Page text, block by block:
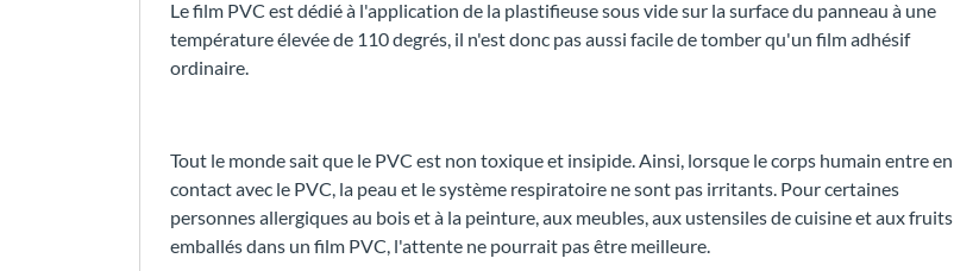
Le film PVC est dédié à l'application de la plastifieuse sous vide sur la surface du panneau à une
température élevée de 110 degrés, il n'est donc pas aussi facile de tomber qu'un film adhésif
ordinaire.
Tout le monde sait que le PVC est non toxique et insipide. Ainsi, lorsque le corps humain entre en
contact avec le PVC, la peau et le système respiratoire ne sont pas irritants. Pour certaines
personnes allergiques au bois et à la peinture, aux meubles, aux ustensiles de cuisine et aux fruits
emballés dans un film PVC, l'attente ne pourrait pas être meilleure.